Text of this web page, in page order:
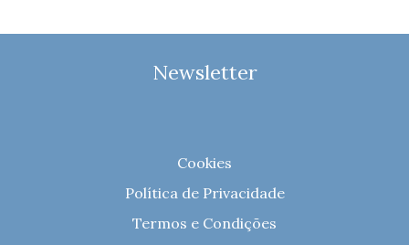
Newsletter
Cookies
Política de Privacidade
Termos e Condições